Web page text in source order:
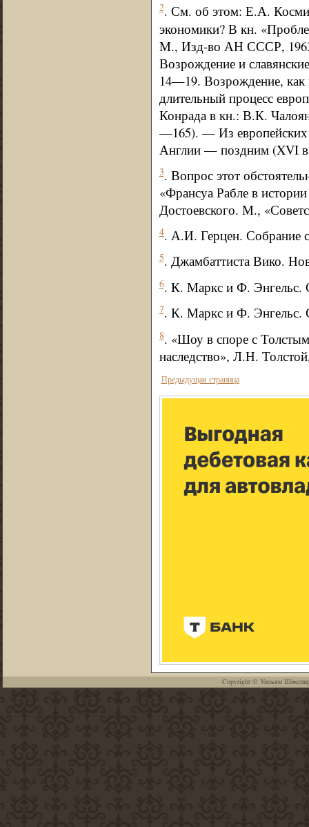
2. См. об этом: Е.А.
экономики? В кн.
М., Изд-во АН СССР,
Возрождение и
14—19. Возрождение, как
длительный процесс
Конрада в кн.: В.К.
—165). — Из европейских
Англии — поздним (XVI
3. Вопрос этот
«Франсуа Рабле в
Достоевского. М.,
4. А.И. Герцен. Собрание
5. Джамбаттиста Вико.
6. К. Маркс и Ф. Энгельс.
7. К. Маркс и Ф. Энгельс.
8. «Шоу в споре с
наследство», Л.Н.
Предыдущая страница
Copyright © Уильям